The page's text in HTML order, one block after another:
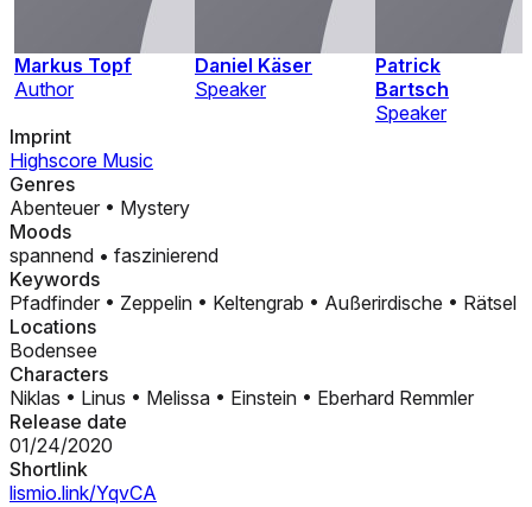
Markus Topf
Author
Daniel Käser
Speaker
Patrick
Bartsch
Speaker
Imprint
Highscore Music
Genres
Abenteuer • Mystery
Moods
spannend • faszinierend
Keywords
Pfadfinder • Zeppelin • Keltengrab • Außerirdische • Rätsel
Locations
Bodensee
Characters
Niklas • Linus • Melissa • Einstein • Eberhard Remmler
Release date
01/24/2020
Shortlink
lismio.link/YqvCA